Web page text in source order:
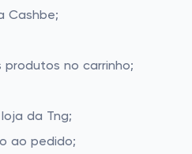
Cashbe;
no carrinho;
da Tng;
ao pedido;